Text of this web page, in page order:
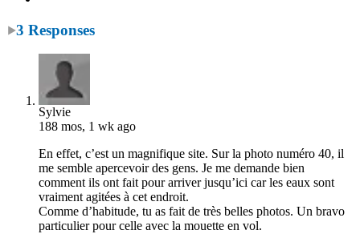
3 Responses
Sylvie
188 mos, 1 wk ago
En effet, c’est un magnifique site. Sur la photo numéro 40, il
me semble apercevoir des gens. Je me demande bien
comment ils ont fait pour arriver jusqu’ici car les eaux sont
vraiment agitées à cet endroit.
Comme d’habitude, tu as fait de très belles photos. Un bravo
particulier pour celle avec la mouette en vol.